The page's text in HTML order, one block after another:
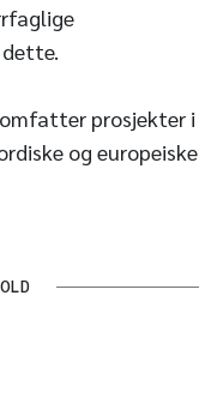
prosjekter i
og europeiske